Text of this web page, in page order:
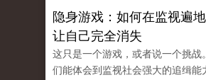
隐身游戏：如何在监视遍
让自己完全消失
这只是一个游戏，或者说一个挑战
们能体会到监视社会强大的追缉能